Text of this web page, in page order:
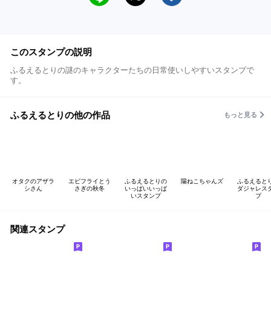
このスタンプの説明
ふるえるとりの謎のキャラクターたちの日常使いしやすいスタンプで
す。
ふるえるとりの他の作品 もっと見る
オタクのアザラ
シさん
エビフライとう
さぎの秋冬
ふるえるとりの
いっぱいいっぱ
いスタンプ
陽ねこちゃんズ
ふるえると
ダジャレス
プ
関連スタンプ